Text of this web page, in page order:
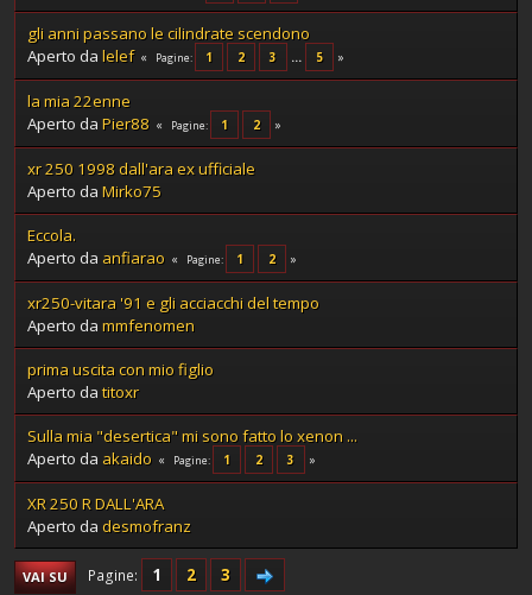
gli anni passano le cilindrate scendono
Aperto da lelef Pagine 1 2 3 ... 5
la mia 22enne
Aperto da Pier88 Pagine 1 2
xr 250 1998 dall'ara ex ufficiale
Aperto da Mirko75
Eccola.
Aperto da anfiarao Pagine 1 2
xr250-vitara '91 e gli acciacchi del tempo
Aperto da mmfenomen
prima uscita con mio figlio
Aperto da titoxr
Sulla mia "desertica" mi sono fatto lo xenon ...
Aperto da akaido Pagine 1 2 3
XR 250 R DALL'ARA
Aperto da desmofranz
VAI SU Pagine 1 2 3